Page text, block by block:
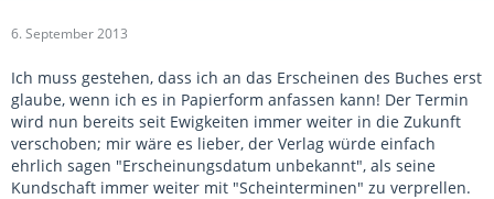
6. September 2013
Ich muss gestehen, dass ich an das Erscheinen des Buches erst
glaube, wenn ich es in Papierform anfassen kann! Der Termin
wird nun bereits seit Ewigkeiten immer weiter in die Zukunft
verschoben; mir wäre es lieber, der Verlag würde einfach
ehrlich sagen "Erscheinungsdatum unbekannt", als seine
Kundschaft immer weiter mit "Scheinterminen" zu verprellen.